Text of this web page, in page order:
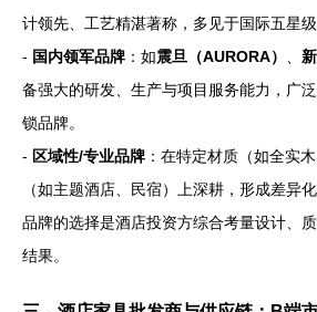
计领先、工艺精湛著称，多见于国际五星级
- 国内领军品牌 ：如震旦（AURORA）
备强大的研发、生产与项目服务能力，广
锁品牌。
- 区域性/专业品牌 ：在特定材质（如全实
（如主题酒店、民宿）上深耕，形成差异化
品牌的选择是酒店投资方综合考量设计、
结果。